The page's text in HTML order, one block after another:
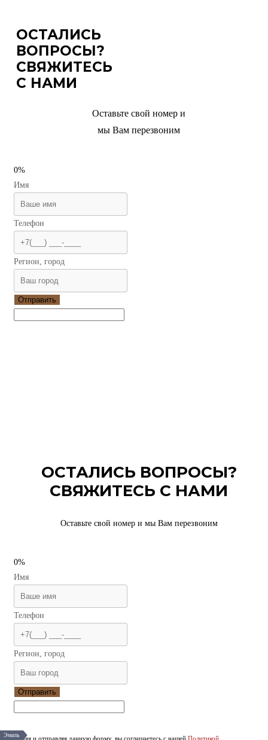
Эмаль
ОСТАЛИСЬ
ВОПРОСЫ?
СВЯЖИТЕСЬ
С НАМИ
Оставьте свой номер и
мы Вам перезвоним
0%
Имя
Телефон
Регион, город
Отправить
ОСТАЛИСЬ ВОПРОСЫ?
СВЯЖИТЕСЬ С НАМИ
Оставьте свой номер и мы Вам перезвоним
0%
Имя
Телефон
Регион, город
Отправить
Заполняя и отправляя данную форму, вы соглашаетесь с нашей Политикой